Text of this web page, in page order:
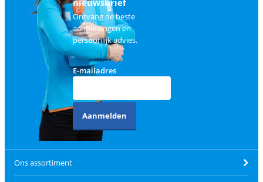
nieuwsbrief
Ontvang de beste
aanbiedingen en
persoonlijk advies.
E-mailadres
Aanmelden
Ons assortiment